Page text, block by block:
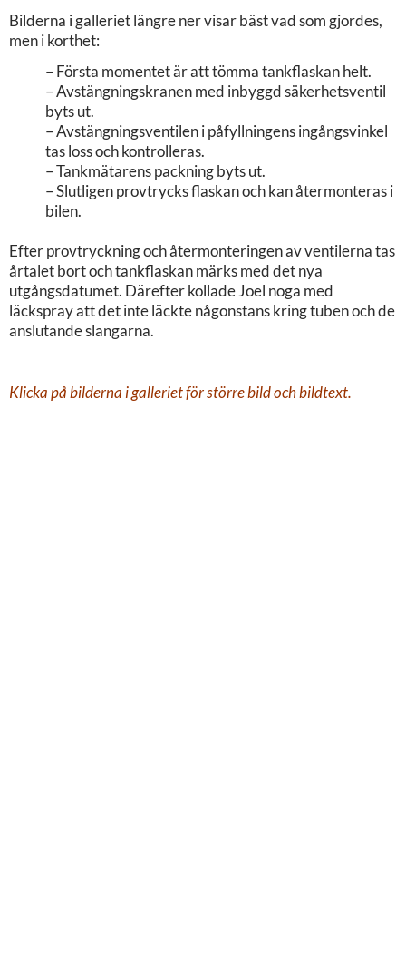
Bilderna i galleriet längre ner visar bäst vad som gjordes,
men i korthet:
– Första momentet är att tömma tankflaskan helt.
– Avstängningskranen med inbyggd säkerhetsventil
byts ut.
– Avstängningsventilen i påfyllningens ingångsvinkel
tas loss och kontrolleras.
– Tankmätarens packning byts ut.
– Slutligen provtrycks flaskan och kan återmonteras i
bilen.
Efter provtryckning och återmonteringen av ventilerna tas
årtalet bort och tankflaskan märks med det nya
utgångsdatumet. Därefter kollade Joel noga med
läckspray att det inte läckte någonstans kring tuben och de
anslutande slangarna.
Klicka på bilderna i galleriet för större bild och bildtext.